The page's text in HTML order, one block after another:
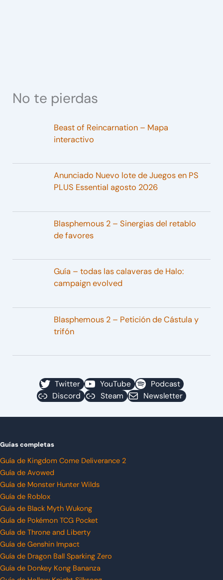
No te pierdas
Beast of Reincarnation – Mapa
interactivo
Anunciado Nuevo lote de Juegos en PS
PLUS Essential agosto 2026
Blasphemous 2 – Sinergias del retablo
de favores
Guía – todas las calaveras de Halo:
campaign evolved
Blasphemous 2 – Petición de Cástula y
trifón
Twitter YouTube
Podcast
Discord
Steam Newsletter
Guías completas
Guía de Kingdom Come Deliverance 2
Guía de Avowed
Guía de Monster Hunter Wilds
Guía de Roblox
Guía de Black Myth Wukong
Guía de Pokémon TCG Pocket
Guía de Throne and Liberty
Guía de Genshin Impact
Guía de Dragon Ball Sparking Zero
Guía de Donkey Kong Bananza